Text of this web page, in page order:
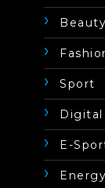
Beauty
Sport
Digital
E-
Energy